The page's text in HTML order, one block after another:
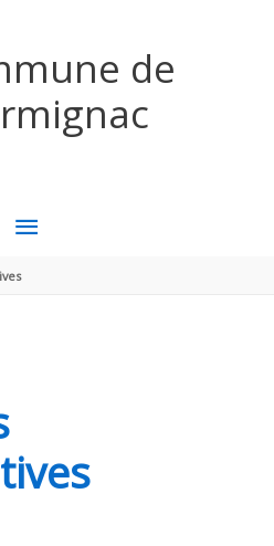
de
MENU
PRINCIPAL